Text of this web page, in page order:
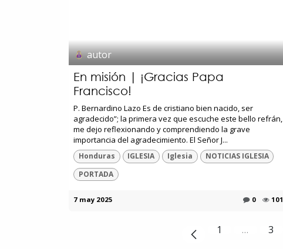
autor
En misión | ¡Gracias Papa
Francisco!
P. Bernardino Lazo Es de cristiano bien nacido, ser
agradecido”; la primera vez que escuche este bello refrán,
me dejo reflexionando y comprendiendo la grave
importancia del agradecimiento. El Señor J...
Honduras IGLESIA Iglesia
NOTICIAS IGLESIA
PORTADA
7 may 2025 0 101
1 … 3